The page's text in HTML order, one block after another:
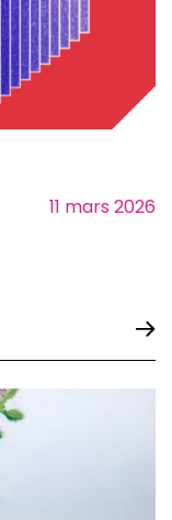
11 mars 2026